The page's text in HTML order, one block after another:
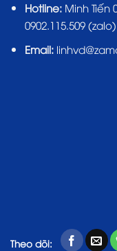
Hotline: Minh Tiến
0902.115.509 (zalo)
Email:
Theo dõi: